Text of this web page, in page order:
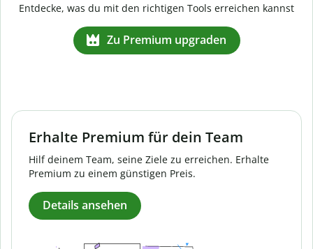
Entdecke, was du mit den richtigen Tools erreichen kannst
Zu Premium upgraden
Erhalte Premium für dein Team
Hilf deinem Team, seine Ziele zu erreichen. Erhalte
Premium zu einem günstigen Preis.
Details ansehen